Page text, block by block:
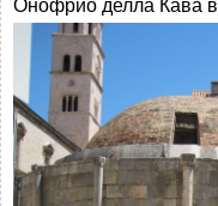
Онофрио делла Кава